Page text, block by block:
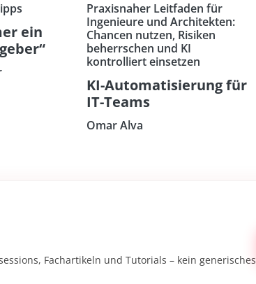
ein
Praxisnaher Leitfaden für
Ingenieure und Architekten:
Chancen nutzen, Risiken
beherrschen und KI
kontrolliert einsetzen
KI-Automatisierung für
IT-Teams
Omar Alva
Fachartikeln und Tutorials – kein generisches